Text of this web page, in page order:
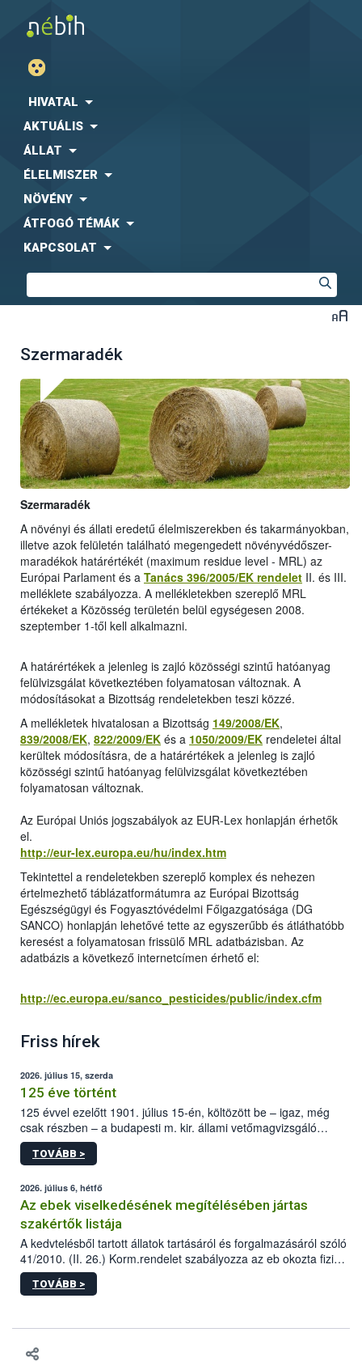
HIVATAL
AKTUÁLIS
ÁLLAT
ÉLELMISZER
NÖVÉNY
ÁTFOGÓ TÉMÁK
KAPCSOLAT
Szermaradék
Szermaradék
A növényi és állati eredetű élelmiszerekben és takarmányokban,
illetve azok felületén található megengedett növényvédőszer-
maradékok határértékét (maximum residue level - MRL) az
Európai Parlament és a Tanács 396/2005/EK rendelet II. és III.
melléklete szabályozza. A mellékletekben szereplő MRL
értékeket a Közösség területén belül egységesen 2008.
szeptember 1-től kell alkalmazni.
A határértékek a jelenleg is zajló közösségi szintű hatóanyag
felülvizsgálat következtében folyamatosan változnak. A
módosításokat a Bizottság rendeletekben teszi közzé.
A mellékletek hivatalosan a Bizottság 149/2008/EK,
839/2008/EK, 822/2009/EK és a 1050/2009/EK rendeletei által
kerültek módosításra, de a határértékek a jelenleg is zajló
közösségi szintű hatóanyag felülvizsgálat következtében
folyamatosan változnak.
Az Európai Uniós jogszabályok az EUR-Lex honlapján érhetők
el.
http://eur-lex.europa.eu/hu/index.htm
Tekintettel a rendeletekben szereplő komplex és nehezen
értelmezhető táblázatformátumra az Európai Bizottság
Egészségügyi és Fogyasztóvédelmi Főigazgatósága (DG
SANCO) honlapján lehetővé tette az egyszerűbb és átláthatóbb
keresést a folyamatosan frissülő MRL adatbázisban. Az
adatbázis a következő internetcímen érhető el:
http://ec.europa.eu/sanco_pesticides/public/index.cfm
Friss hírek
2026. július 15, szerda
125 éve történt
125 évvel ezelőtt 1901. július 15-én, költözött be – igaz, még
csak részben – a budapesti m. kir. állami vetőmagvizsgáló
állomás a Kis Rókus utca 15. szám alatti, Czigler Győző által
tervezett új épületébe.
TOVÁBB >
2026. július 6, hétfő
Az ebek viselkedésének megítélésében jártas
szakértők listája
A kedvtelésből tartott állatok tartásáról és forgalmazásáról szóló
41/2010. (II. 26.) Korm.rendelet szabályozza az eb okozta fizikai
sérülés, illetve ennek veszélye keletkezésekor felmerülő
hatósági feladatokat, valamint a veszélyes eb tartását és annak
TOVÁBB >